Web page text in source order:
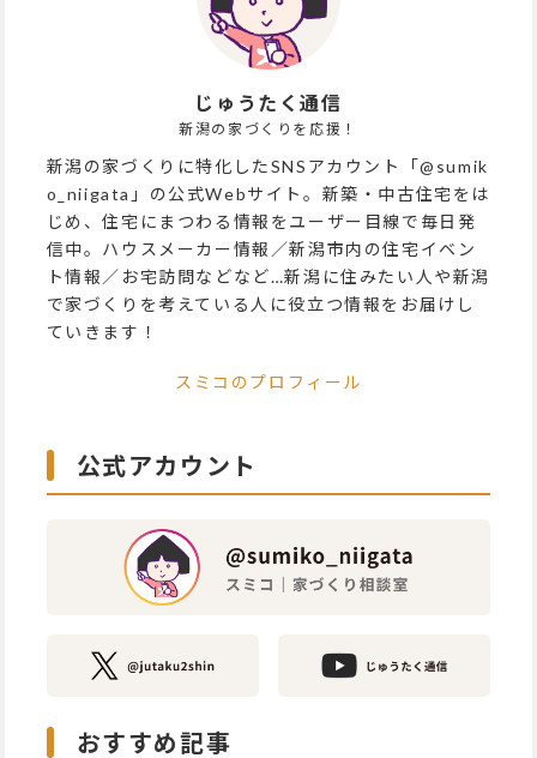
じゅうたく通信
新潟の家づくりを応援！
新潟の家づくりに特化したSNSアカウント「@sumik
o_niigata」の公式Webサイト。新築・中古住宅をは
じめ、住宅にまつわる情報をユーザー目線で毎日発
信中。ハウスメーカー情報／新潟市内の住宅イベン
ト情報／お宅訪問などなど…新潟に住みたい人や新潟
で家づくりを考えている人に役立つ情報をお届けし
ていきます！
スミコのプロフィール
公式アカウント
おすすめ記事